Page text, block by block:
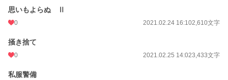
思いもよらぬ Ⅱ
0 2021.02.24 16:102,610文字
掻き捨て
0 2021.02.25 14:023,433文字
私服警備